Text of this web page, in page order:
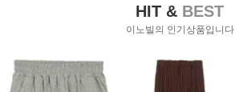
HIT & BEST
이노빌의 인기상품입니다